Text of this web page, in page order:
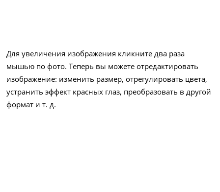
Для увеличения изображения кликните два раза
мышью по фото. Теперь вы можете отредактировать
изображение: изменить размер, отрегулировать цвета,
устранить эффект красных глаз, преобразовать в другой
формат и т. д.